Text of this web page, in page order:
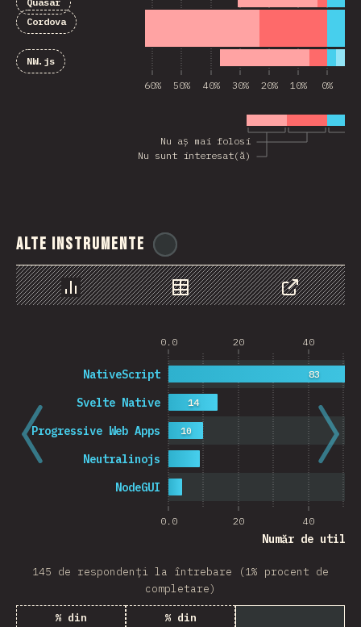
Nu sunt interesat(ă)
Nu aș mai folosi
60% 50% 40% 30% 20% 10% 0%
Cordova
NW.js
Alte instrumente
Grafic Date Share
0.0 20 40
0.0 20 40
Număr de
NodeGUI
Neutralinojs
Progressive Web Apps
Svelte Native
NativeScript
10
14
83
145 de respondenți la întrebare (1% procent de
completare)
% din
% din